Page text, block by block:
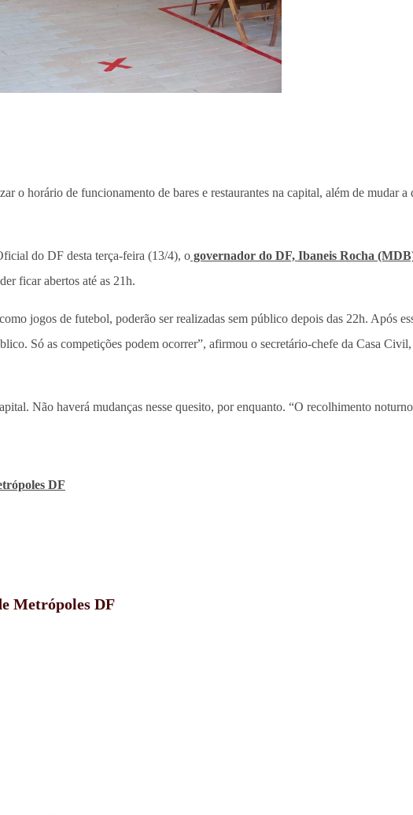
o horário de funcionamento de bares e restaurantes na capital, além de mudar
do DF desta terça-feira (13/4), o governador do DF, Ibaneis Rocha
ficar abertos até as 21h.
jogos de futebol, poderão ser realizadas sem público depois das 22h. Após
Só as competições podem ocorrer”, afirmou o secretário-chefe da Casa
Não haverá mudanças nesse quesito, por enquanto. “O recolhimento
DF
Metrópoles DF